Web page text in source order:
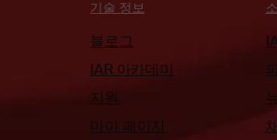
기술 정보
블로그
IAR 아카데미
지원
마이 페이지